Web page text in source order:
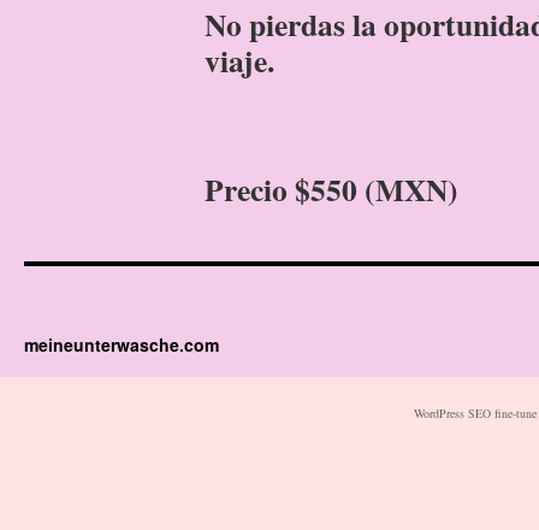
No pierdas la
viaje.
Precio $550 (MXN)
meineunterwasche.com
WordPress SEO fine-